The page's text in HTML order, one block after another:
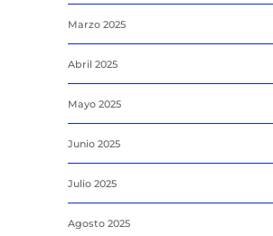
Marzo 2025
Abril 2025
Mayo 2025
Junio 2025
Julio 2025
Agosto 2025